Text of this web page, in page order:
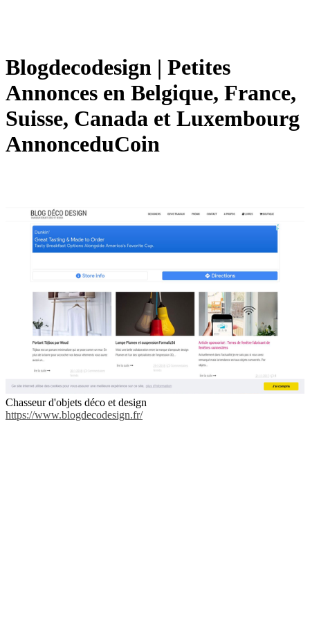
Blogdecodesign | Petites
Annonces en Belgique, France,
Suisse, Canada et Luxembourg
An­non­ce­duCoin
Chasseur d'objets déco et design
https://www.blogdecodesign.fr/